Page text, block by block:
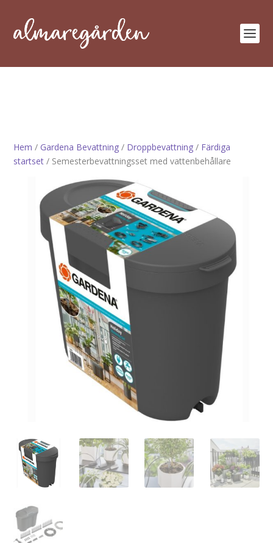
Hem / Gardena Bevattning / Droppbevattning / Färdiga
startset / Semesterbevattningsset med vattenbehållare